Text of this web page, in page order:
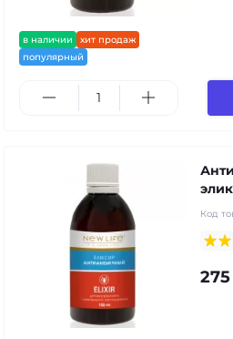
в наличии
хит продаж
популярный
Код